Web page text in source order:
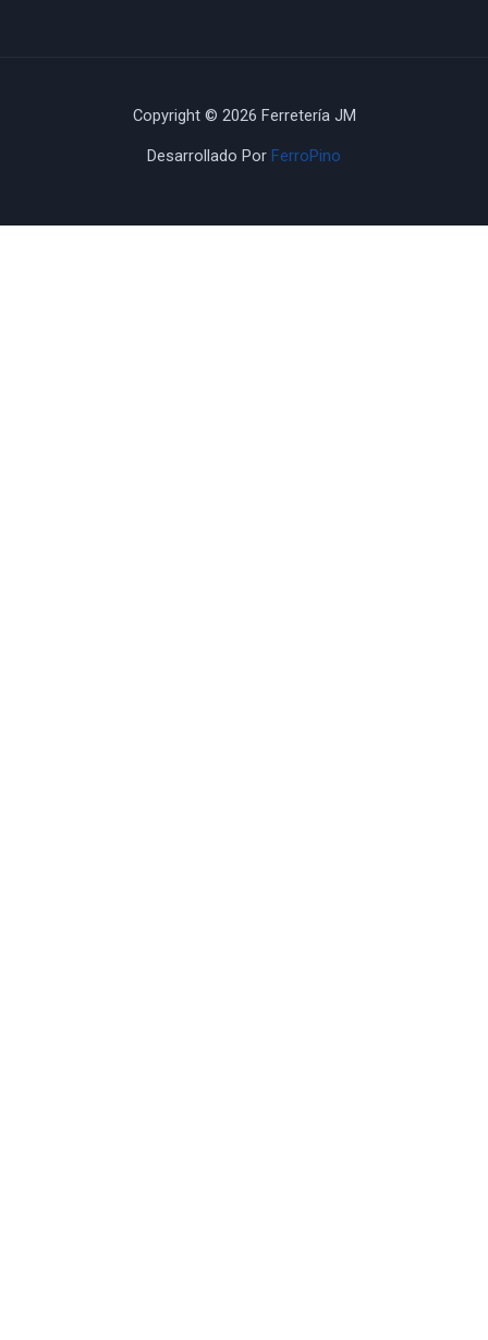
Copyright © 2026 Ferretería JM
Desarrollado Por FerroPino